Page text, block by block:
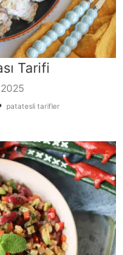
Tarifi
patatesli tarifler